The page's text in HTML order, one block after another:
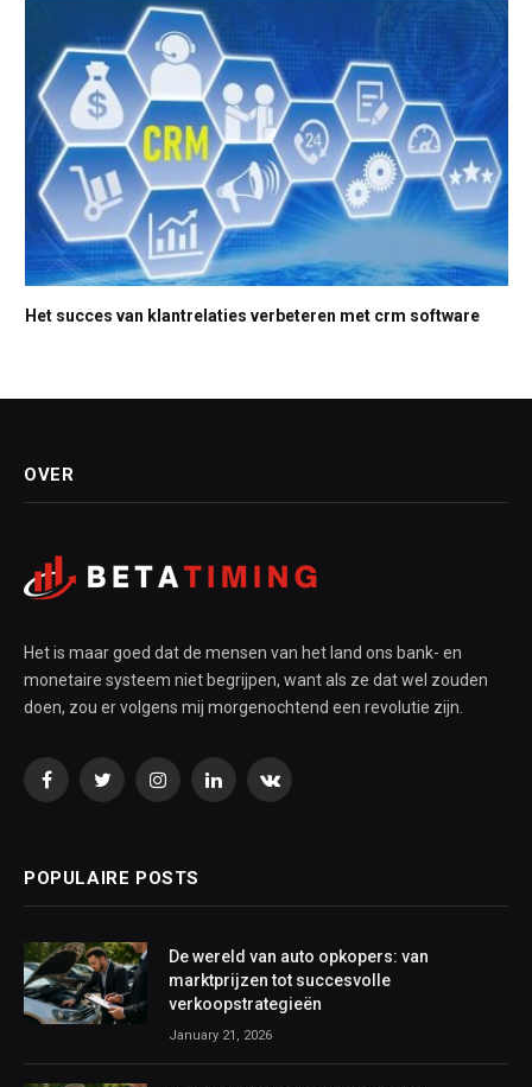
Het succes van klantrelaties verbeteren met crm software
OVER
Het is maar goed dat de mensen van het land ons bank- en
monetaire systeem niet begrijpen, want als ze dat wel zouden
doen, zou er volgens mij morgenochtend een revolutie zijn.
FacebookTwitterInstagramLinkedInVKontakte
POPULAIRE POSTS
De wereld van auto opkopers: van
marktprijzen tot succesvolle
verkoopstrategieën
January 21, 2026